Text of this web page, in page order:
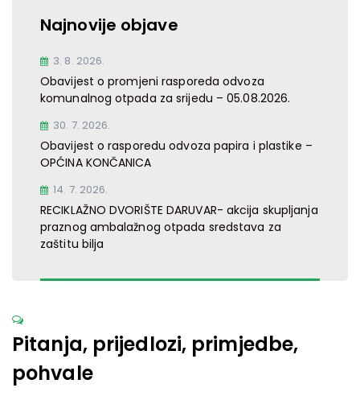
Najnovije objave
3. 8. 2026.
Obavijest o promjeni rasporeda odvoza
komunalnog otpada za srijedu – 05.08.2026.
30. 7. 2026.
Obavijest o rasporedu odvoza papira i plastike –
OPĆINA KONČANICA
14. 7. 2026.
RECIKLAŽNO DVORIŠTE DARUVAR- akcija skupljanja
praznog ambalažnog otpada sredstava za
zaštitu bilja
Pitanja, prijedlozi, primjedbe,
pohvale